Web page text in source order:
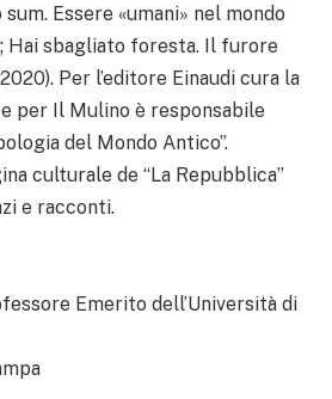
sum. Essere «umani» nel mondo
Hai sbagliato foresta. Il furore
Per l’editore Einaudi cura la
per Il Mulino è responsabile
del Mondo Antico”.
culturale de “La Repubblica”
e racconti.
Emerito dell’Università di